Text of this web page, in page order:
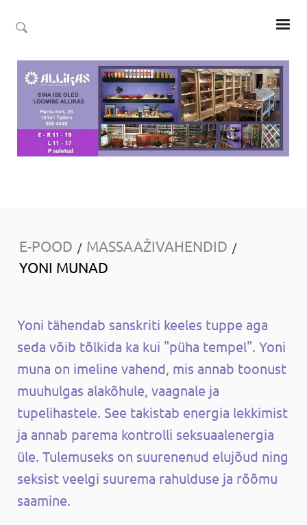
E-POOD / MASSAAŽIVAHENDID /
YONI MUNAD
Yoni tähendab sanskriti keeles tuppe aga
seda võib tõlkida ka kui "püha tempel". Yoni
muna on imeline vahend, mis annab toonust
muuhulgas alakõhule, vaagnale ja
tupelihastele. See takistab energia lekkimist
ja annab parema kontrolli seksuaalenergia
üle. Tulemuseks on suurenenud elujõud ning
seksist veelgi suurema rahulduse ja rõõmu
saamine.